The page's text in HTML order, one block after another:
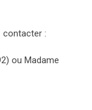
contacter :
ou Madame